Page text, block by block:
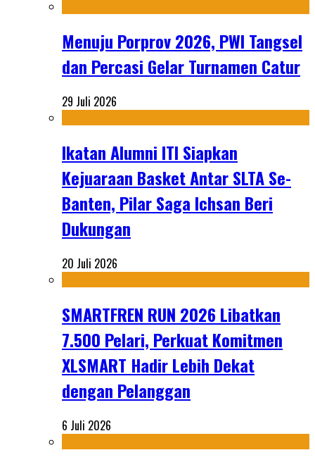
Menuju Porprov 2026, PWI Tangsel
dan Percasi Gelar Turnamen Catur
29 Juli 2026
Ikatan Alumni ITI Siapkan
Kejuaraan Basket Antar SLTA Se-
Banten, Pilar Saga Ichsan Beri
Dukungan
20 Juli 2026
SMARTFREN RUN 2026 Libatkan
7.500 Pelari, Perkuat Komitmen
XLSMART Hadir Lebih Dekat
dengan Pelanggan
6 Juli 2026